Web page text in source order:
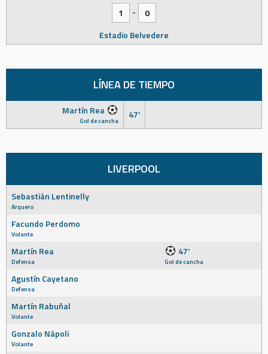
1
-
0
Estadio Belvedere
LÍNEA DE TIEMPO
Martín Rea
Gol de cancha 47'
LIVERPOOL
Sebastián Lentinelly
Arquero
Facundo Perdomo
Volante
Martín Rea
Defensa
47'
Gol de cancha
Agustín Cayetano
Defensa
Martín Rabuñal
Volante
Gonzalo Nápoli
Volante